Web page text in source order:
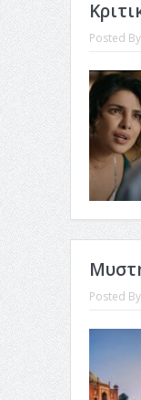
Posted
Posted